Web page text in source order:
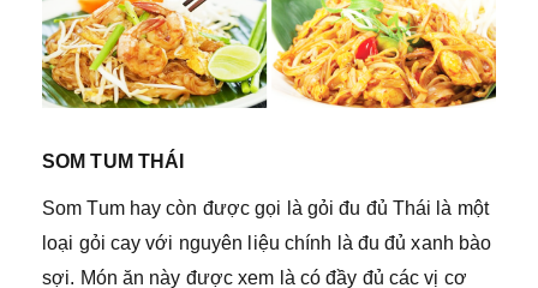
SOM TUM THÁI
Som Tum hay còn được gọi là gỏi đu đủ Thái là một
loại gỏi cay với nguyên liệu chính là đu đủ xanh bào
sợi. Món ăn này được xem là có đầy đủ các vị cơ